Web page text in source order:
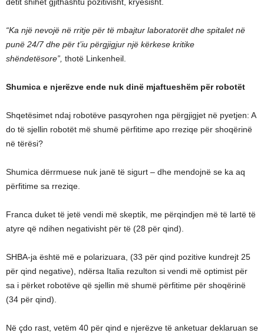
“Ka një nevojë në rritje për të mbajtur laboratorët dhe spitalet në
punë 24/7 dhe për t’iu përgjigjur një kërkese kritike
shëndetësore”, thotë Linkenheil.
Shumica e njerëzve ende nuk dinë mjaftueshëm për robotët
Shqetësimet ndaj robotëve pasqyrohen nga përgjigjet në pyetjen: A
do të sjellin robotët më shumë përfitime apo rreziqe për shoqërinë
në tërësi?
Shumica dërrmuese nuk janë të sigurt – dhe mendojnë se ka aq
përfitime sa rreziqe.
Franca duket të jetë vendi më skeptik, me përqindjen më të lartë të
atyre që ndihen negativisht për të (28 për qind).
SHBA-ja është më e polarizuara, (33 për qind pozitive kundrejt 25
për qind negative), ndërsa Italia rezulton si vendi më optimist për
sa i përket robotëve që sjellin më shumë përfitime për shoqërinë
(34 për qind).
Në çdo rast, vetëm 40 për qind e njerëzve të anketuar deklaruan se